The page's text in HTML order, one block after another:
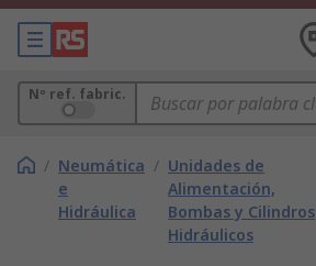
Nº ref. fabric.
/ Neumática
e
Hidráulica
/ Unidades de
Alimentación,
Bombas y Cilindros
Hidráulicos